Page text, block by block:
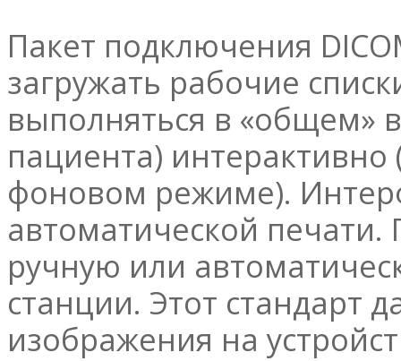
Пакет подключения
загружать рабочие
выполняться в «общем»
пациента)
фоновом режиме).
автоматической печати.
ручную или
станции. Этот стандарт
изображения на